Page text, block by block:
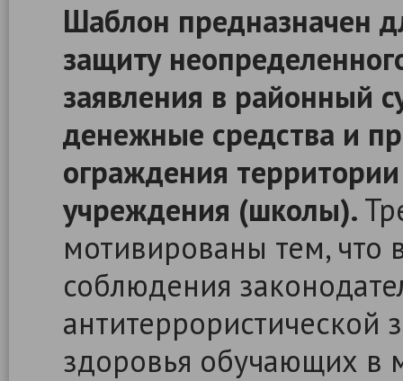
Шаблон предназначен
защиту
заявления в районный
денежные средства и
ограждения
учреждения (школы).
мотивированы тем, что
соблюдения
здоровья обучающих в